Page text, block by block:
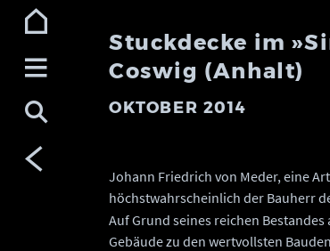
Stuckdecke im
Coswig (Anhalt)
OKTOBER 2014
Johann Friedrich von Meder, eine
höchstwahrscheinlich der Bauherr
Auf Grund seines reichen
Gebäude zu den wertvollsten